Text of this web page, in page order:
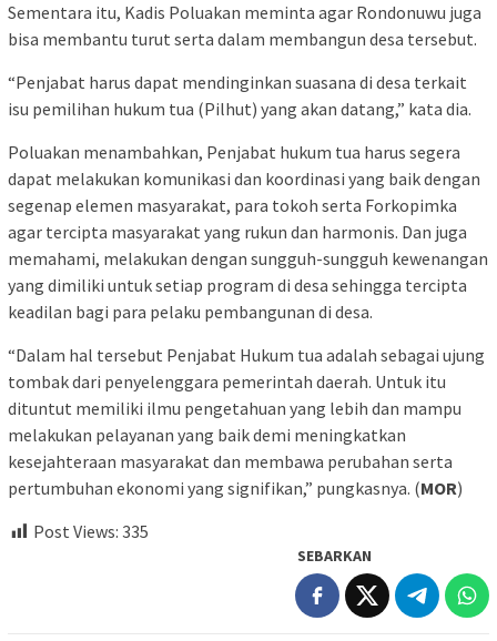
Sementara itu, Kadis Poluakan meminta agar Rondonuwu juga
bisa membantu turut serta dalam membangun desa tersebut.
“Penjabat harus dapat mendinginkan suasana di desa terkait
isu pemilihan hukum tua (Pilhut) yang akan datang,” kata dia.
Poluakan menambahkan, Penjabat hukum tua harus segera
dapat melakukan komunikasi dan koordinasi yang baik dengan
segenap elemen masyarakat, para tokoh serta Forkopimka
agar tercipta masyarakat yang rukun dan harmonis. Dan juga
memahami, melakukan dengan sungguh-sungguh kewenangan
yang dimiliki untuk setiap program di desa sehingga tercipta
keadilan bagi para pelaku pembangunan di desa.
“Dalam hal tersebut Penjabat Hukum tua adalah sebagai ujung
tombak dari penyelenggara pemerintah daerah. Untuk itu
dituntut memiliki ilmu pengetahuan yang lebih dan mampu
melakukan pelayanan yang baik demi meningkatkan
kesejahteraan masyarakat dan membawa perubahan serta
pertumbuhan ekonomi yang signifikan,” pungkasnya. (MOR)
Post Views: 335
SEBARKAN